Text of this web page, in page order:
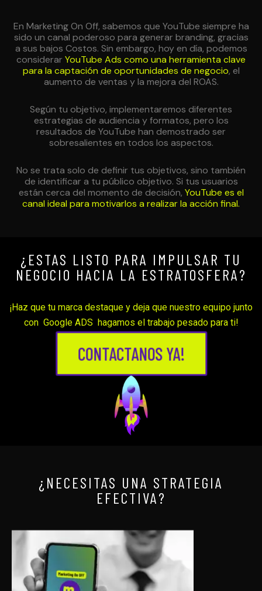
En Marketing On Off, sabemos que YouTube siempre ha
sido un canal poderoso para generar branding, gracias
a sus bajos Costos. Sin embargo, hoy en día, podemos
considerar YouTube Ads como una herramienta clave
para la captación de oportunidades de negocio, el
aumento de ventas y la mejora del ROAS.
Según tu objetivo, implementaremos diferentes
estrategias de audiencia y formatos, pero los
resultados de YouTube han demostrado ser
sobresalientes en todos los aspectos.
No se trata solo de definir tus objetivos, sino también
de identificar a tu público objetivo. Si tus usuarios
están cerca del momento de decisión, YouTube es el
canal ideal para motivarlos a realizar la acción final.
¿ESTAS LISTO PARA IMPULSAR TU
NEGOCIO HACIA LA ESTRATOSFERA?
¡Haz que tu marca destaque y deja que nuestro equipo junto
con Google ADS hagamos el trabajo pesado para ti!
CONTACTANOS YA!
¿NECESITAS UNA STRATEGIA
EFECTIVA?